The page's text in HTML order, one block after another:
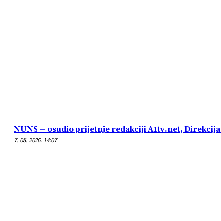
NUNS – osudio prijetnje redakciji A1tv.net,
7. 08. 2026. 14:07